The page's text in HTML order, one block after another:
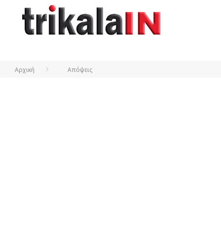
Αρχική Απόψεις